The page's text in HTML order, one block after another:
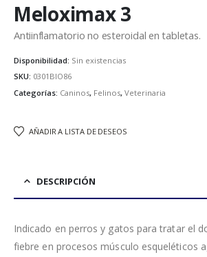
Meloximax 3
Antiinflamatorio no esteroidal en tabletas.
Disponibilidad: Sin existencias
SKU: 0301BIO86
Categorías: Caninos, Felinos, Veterinaria
AÑADIR A LISTA DE DESEOS
DESCRIPCIÓN
Indicado en perros y gatos para tratar el
fiebre en procesos músculo esqueléticos